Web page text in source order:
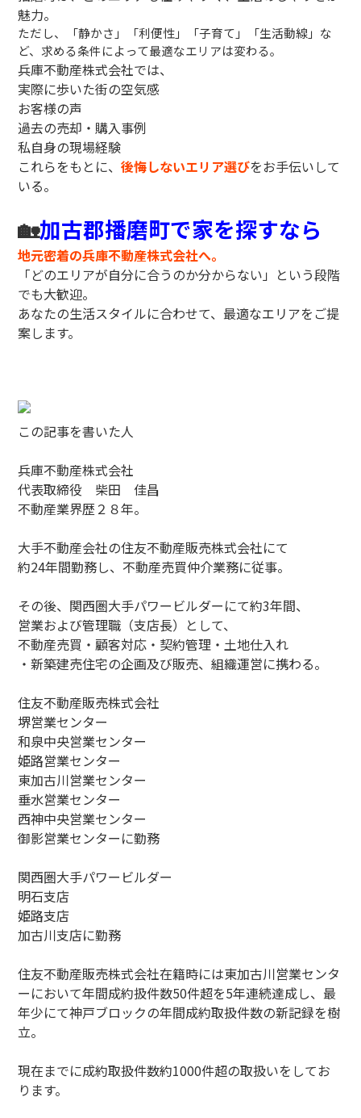
魅力。
ただし、 「静かさ」「利便性」「子育て」「生活動線」 な
ど、求める条件によって最適なエリアは変わる。
兵庫不動産株式会社では、
実際に歩いた街の空気感
お客様の声
過去の売却・購入事例
私自身の現場経験
これらをもとに、後悔しないエリア選びをお手伝いして
いる。
🏡加古郡播磨町で家を探すなら
地元密着の兵庫不動産株式会社へ。
「どのエリアが自分に合うのか分からない」という段階
でも大歓迎。
あなたの生活スタイルに合わせて、最適なエリアをご提
案します。
この記事を書いた人
兵庫不動産株式会社
代表取締役 柴田 佳昌
不動産業界歴２８年。
大手不動産会社の住友不動産販売株式会社にて
約24年間勤務し、不動産売買仲介業務に従事。
その後、関西圏大手パワービルダーにて約3年間、
営業および管理職（支店長）として、
不動産売買・顧客対応・契約管理・土地仕入れ
・新築建売住宅の企画及び販売、組織運営に携わる。
住友不動産販売株式会社
堺営業センター
和泉中央営業センター
姫路営業センター
東加古川営業センター
垂水営業センター
西神中央営業センター
御影営業センターに勤務
関西圏大手パワービルダー
明石支店
姫路支店
加古川支店に勤務
住友不動産販売株式会社在籍時には東加古川営業センタ
ーにおいて年間成約扱件数50件超を5年連続達成し、最
年少にて神戸ブロックの年間成約取扱件数の新記録を樹
立。
現在までに成約取扱件数約1000件超の取扱いをしてお
ります。